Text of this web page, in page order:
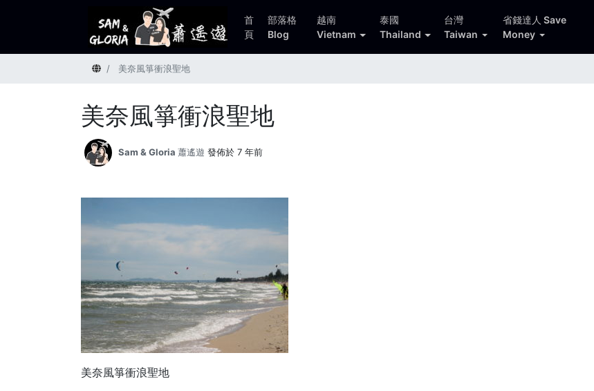
首
頁
部落格
Blog
越南
Vietnam
泰國
Thailand
台灣
Taiwan
省錢達人 Save
Money
首頁 美奈風箏衝浪聖地
美奈風箏衝浪聖地
Sam & Gloria 蕭遙遊 發佈於 7 年前
美奈風箏衝浪聖地